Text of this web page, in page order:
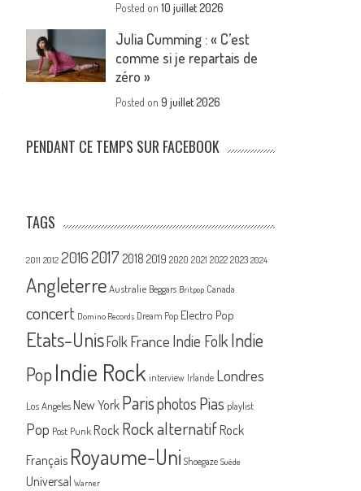
Posted on10 juillet 2026
Julia Cumming : « C’est
comme si je repartais de
zéro »
Posted on9 juillet 2026
PENDANT CE TEMPS SUR FACEBOOK
TAGS
2011 2012 20162017 2018 2019 2020 2021 2022 2023 2024
Angleterre Australie Beggars Britpop Canada
concert Domino Records Dream Pop Electro Pop
Etats-UnisFolk France Indie FolkIndie
PopIndie Rock interview Irlande Londres
Los Angeles New York Parisphotos Pias playlist
Pop Post Punk Rock Rock alternatif Rock
Français Royaume-Uni Shoegaze Suède
Universal Warner